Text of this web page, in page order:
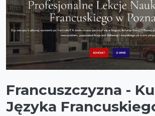
Francuszczyzna -
Języka